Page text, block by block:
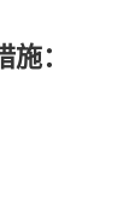
：